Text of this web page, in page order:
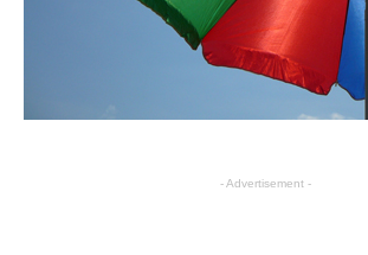
- Advertisement -